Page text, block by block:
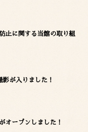
止に関する当館の取り組
が入りました！
オープンしました！